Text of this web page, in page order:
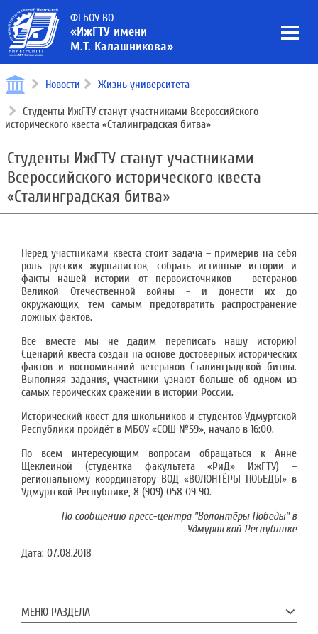
ФГБОУ ВО
«ИжГТУ имени
М.Т. Калашникова»
Новости Жизнь университета
Студенты ИжГТУ станут участниками Всероссийского
исторического квеста «Сталинградская битва»
Студенты ИжГТУ станут участниками
Всероссийского исторического квеста
«Сталинградская битва»
Перед участниками квеста стоит задача – примерив на себя
роль русских журналистов, собрать истинные истории и
факты нашей истории от первоисточников – ветеранов
Великой Отечественной войны - и донести их до
окружающих, тем самым предотвратить распространение
ложных фактов.
Все вместе мы не дадим переписать нашу историю!
Сценарий квеста создан на основе достоверных исторических
фактов и воспоминаний ветеранов Сталинградской битвы.
Выполняя задания, участники узнают больше об одном из
самых героических сражений в истории России.
Исторический квест для школьников и студентов Удмуртской
Республики пройдёт в МБОУ «СОШ №59», начало в 16:00.
По всем интересующим вопросам обращаться к Анне
Щеклеиной (студентка факультета «РиД» ИжГТУ) –
региональному координатору ВОД «ВОЛОНТЁРЫ ПОБЕДЫ» в
Удмуртской Республике, 8 (909) 058 09 90.
По сообщению пресс-центра "Волонтёры Победы" в
Удмуртской Республике
Дата: 07.08.2018
МЕНЮ РАЗДЕЛА